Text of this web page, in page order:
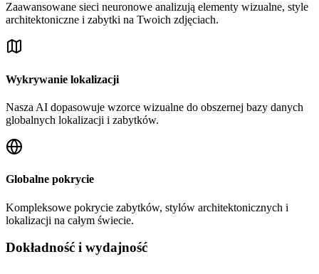
Zaawansowane sieci neuronowe analizują elementy wizualne, style
architektoniczne i zabytki na Twoich zdjęciach.
Wykrywanie lokalizacji
Nasza AI dopasowuje wzorce wizualne do obszernej bazy danych
globalnych lokalizacji i zabytków.
Globalne pokrycie
Kompleksowe pokrycie zabytków, stylów architektonicznych i
lokalizacji na całym świecie.
Dokładność i wydajność